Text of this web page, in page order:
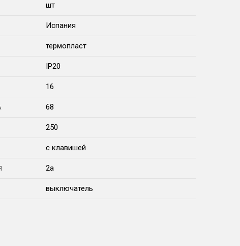
шт
Испания
термопласт
IP20
16
68
250
с клавишей
2a
выключатель